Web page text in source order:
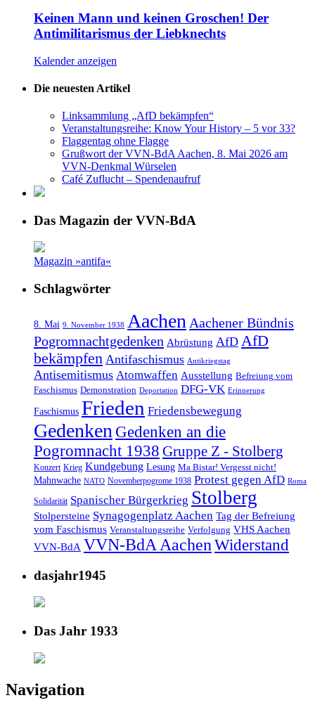
Keinen Mann und keinen Groschen! Der
Antimilitarismus der Liebknechts
Kalender anzeigen
Die neuesten Artikel
Linksammlung „AfD bekämpfen“
Veranstaltungsreihe: Know Your History – 5 vor 33?
Flaggentag ohne Flagge
Grußwort der VVN-BdA Aachen, 8. Mai 2026 am
VVN-Denkmal Würselen
Café Zuflucht – Spendenaufruf
Das Magazin der VVN-BdA
Magazin »antifa«
Schlagwörter
8. Mai 9. November 1938 Aachen Aachener Bündnis
Pogromnachtgedenken Abrüstung AfD AfD
bekämpfen Antifaschismus Antikriegstag
Antisemitismus Atomwaffen Ausstellung Befreiung vom
Faschismus Demonstration Deportation DFG-VK Erinnerung
Faschismus Frieden Friedensbewegung
Gedenken Gedenken an die
Pogromnacht 1938 Gruppe Z - Stolberg
Konzert Krieg Kundgebung Lesung Ma Bistar! Vergesst nicht!
Mahnwache NATO Novemberpogrome 1938 Protest gegen AfD Roma
Solidarität Spanischer Bürgerkrieg Stolberg
Stolpersteine Synagogenplatz Aachen Tag der Befreiung
vom Faschismus Veranstaltungsreihe Verfolgung VHS Aachen
VVN-BdA VVN-BdA AachenWiderstand
dasjahr1945
Das Jahr 1933
Navigation